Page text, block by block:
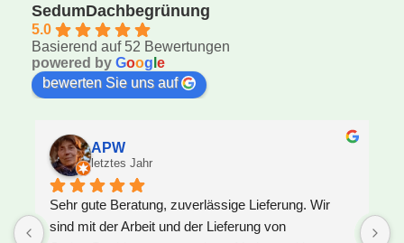
SedumDachbegrünung
5.0
Basierend auf 52 Bewertungen
powered by Goog e
bewerten Sie uns auf
APW
letztes Jahr
Sehr gute Beratung, zuverlässige Lieferung. Wir
sind mit der Arbeit und der Lieferung von